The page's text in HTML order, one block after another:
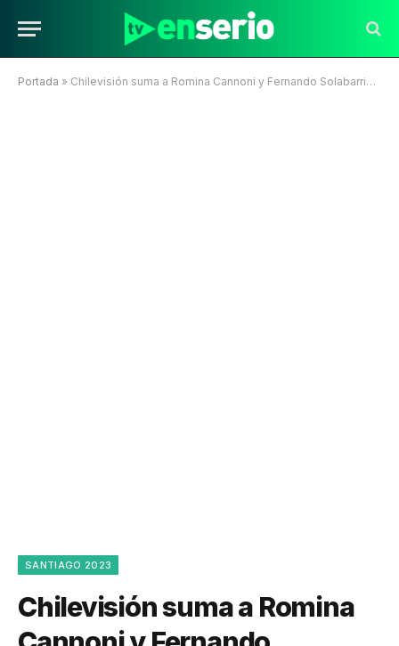
Portada » Chilevisión suma a Romina Cannoni y Fernando Solabarrieta de cara a los Juegos Panamericanos y ParaPanamericanos Santiago 2023
SANTIAGO 2023
Chilevisión suma a Romina